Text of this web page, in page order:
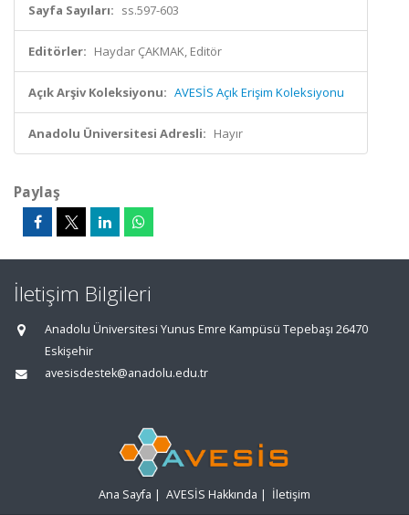
Sayfa Sayıları: ss.597-603
Editörler: Haydar ÇAKMAK, Editör
Açık Arşiv Koleksiyonu: AVESİS Açık Erişim Koleksiyonu
Anadolu Üniversitesi Adresli: Hayır
Paylaş
İletişim Bilgileri
Anadolu Üniversitesi Yunus Emre Kampüsü Tepebaşı 26470
Eskişehir
avesisdestek@anadolu.edu.tr
Ana Sayfa | AVESİS Hakkında | İletişim